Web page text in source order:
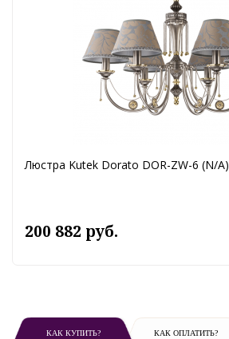
Люстра Kutek Dorato DOR-ZW-6 (N/A)
200 882 руб.
КАК КУПИТЬ? КАК ОПЛАТИТЬ?